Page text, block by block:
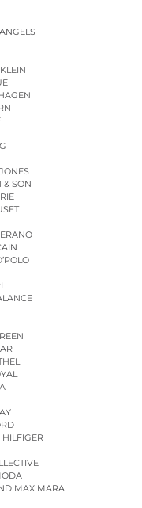
& SON
MAX MARA